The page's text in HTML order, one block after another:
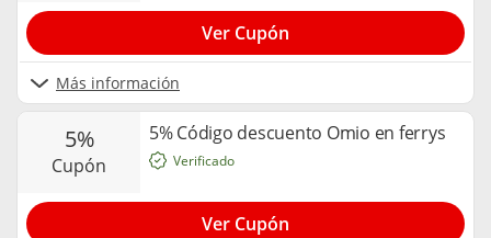
Más información
Ver Cupón
5%
cupón
5% Código descuento Omio en ferrys
Verificado
Ver Cupón